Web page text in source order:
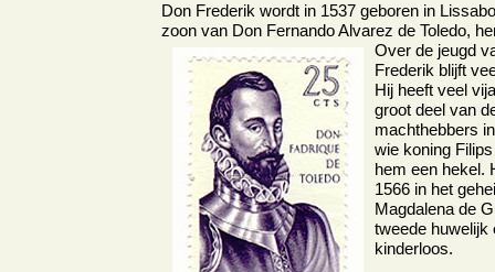
Don Frederik wordt in 1537 geboren in
zoon van Don Fernando Alvarez de Toledo,
Over de jeugd
Frederik blijft
Hij heeft veel
groot deel van
machthebbers
wie koning
hem een hekel.
1566 in het
Magdalena de
tweede huwelijk
kinderloos.